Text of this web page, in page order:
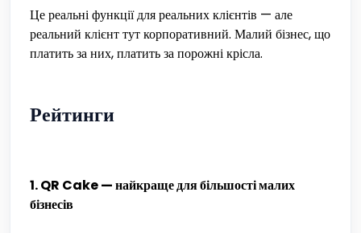
Це реальні функції для реальних клієнтів — але
реальний клієнт тут корпоративний. Малий бізнес, що
платить за них, платить за порожні крісла.
Рейтинги
1. QR Cake — найкраще для більшості малих
бізнесів